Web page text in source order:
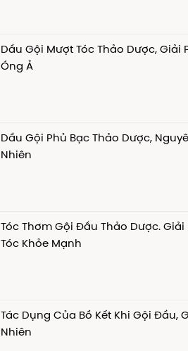
Dầu Gội Mượt Tóc Thảo Dược, Giải
Óng Ả
Dầu Gội Phủ Bạc Thảo Dược,
Nhiên
Tóc Thơm Gội Đầu Thảo Dược.
Tóc Khỏe Mạnh
Tác Dụng Của Bồ Kết Khi Gội Đầu,
Nhiên